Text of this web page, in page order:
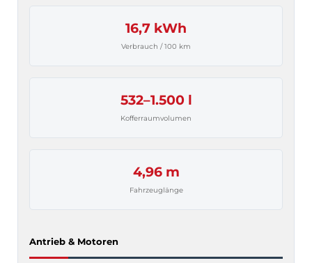
16,7 kWh
Verbrauch / 100 km
532–1.500 l
Kofferraumvolumen
4,96 m
Fahrzeuglänge
Antrieb & Motoren